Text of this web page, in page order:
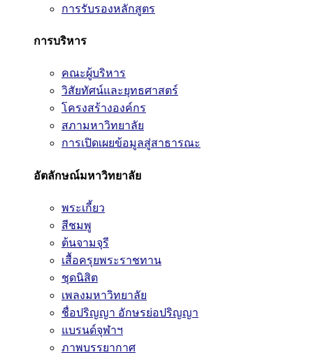
การรับรองหลักสูตร
การบริหาร
คณะผู้บริหาร
วิสัยทัศน์และยุทธศาสตร์
โครงสร้างองค์กร
สภามหาวิทยาลัย
การเปิดเผยข้อมูลสู่สาธารณะ
อัตลักษณ์มหาวิทยาลัย
พระเกี้ยว
สีชมพู
ต้นจามจุรี
เสื้อครุยพระราชทาน
ชุดนิสิต
เพลงมหาวิทยาลัย
ชื่อปริญญา อักษรย่อปริญญา
แบรนด์จุฬาฯ
ภาพบรรยากาศ